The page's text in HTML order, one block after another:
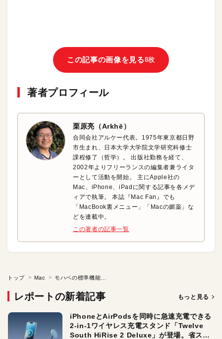
この記事の画像を見る8枚
著者プロフィール
栗原亮（Arkhē）
合同会社アルケー代表。1975年東京都日野
市生まれ、日本大学大学院文学研究科修士
課程修了（哲学）。 出版社勤務を経て、
2002年よりフリーランスの編集者兼ライタ
ーとして活動を開始。 主にApple社の
Mac、iPhone、iPadに関する記事を各メデ
ィアで執筆。 本誌『Mac Fan』でも
「MacBook裏メニュー」「Macの媚薬」な
どを連載中。
この著者の記事一覧
トップ Mac
レポートの新着記事 もっと見る
iPhoneとAirPodsを同時に急速充電できる
2-in-1ワイヤレス充電スタンド「Twelve
South HiRise 2 Deluxe」が登場。省スペ